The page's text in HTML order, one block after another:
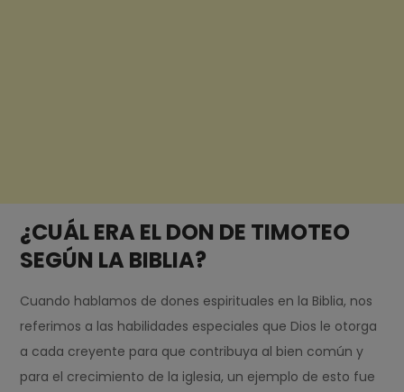
¿CUÁL ERA EL DON DE TIMOTEO
SEGÚN LA BIBLIA?
Cuando hablamos de dones espirituales en la Biblia, nos
referimos a las habilidades especiales que Dios le otorga
a cada creyente para que contribuya al bien común y
para el crecimiento de la iglesia, un ejemplo de esto fue